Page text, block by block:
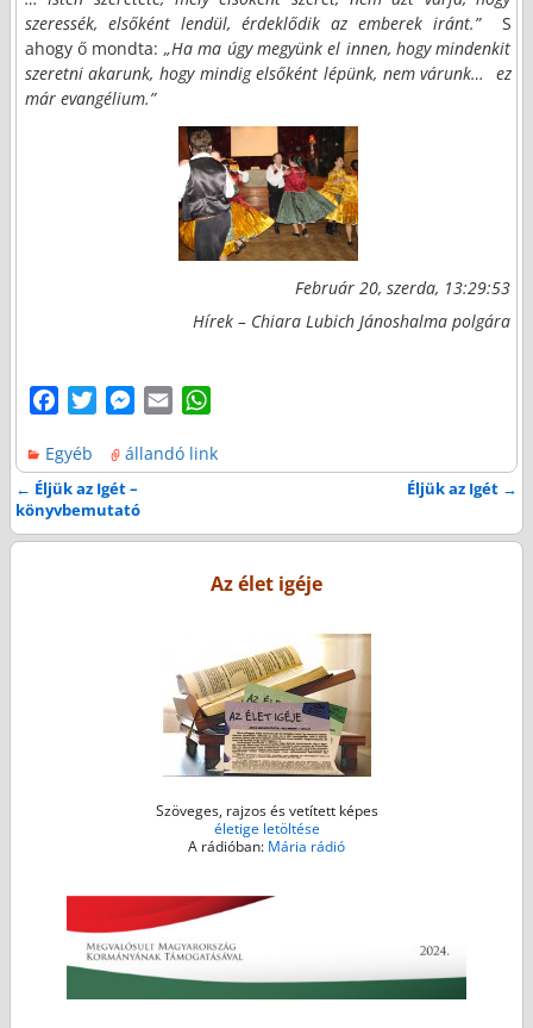
szeressék, elsőként lendül, érdeklődik az emberek iránt.”
S
ahogy ő mondta: „Ha ma úgy megyünk el innen, hogy mindenkit
szeretni akarunk, hogy mindig elsőként lépünk, nem várunk…
ez
már evangélium.”
Február 20, szerda, 13:29:53
Hírek – Chiara Lubich Jánoshalma polgára
c
e
b
o
t
t
e
M
s
s
e
n
a
a
A
p
Egyéb állandó link
Bejegyzés navigáció
← Éljük az Igét –
könyvbemutató
Éljük az Igét →
Az élet igéje
Szöveges, rajzos és vetített képes
életige letöltése
A rádióban: Mária rádió